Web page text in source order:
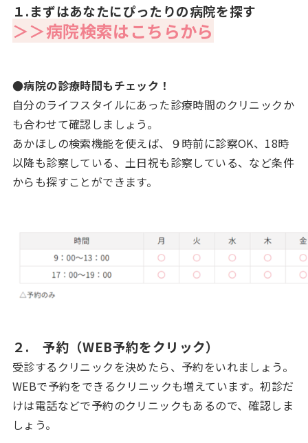
１.まずはあなたにぴったりの病院を探す
＞＞病院検索はこちらから
●病院の診療時間もチェック！
自分のライフスタイルにあった診療時間のクリニックか
も合わせて確認しましょう。
あかほしの検索機能を使えば、９時前に診察OK、18時
以降も診察している、土日祝も診察している、など条件
からも探すことができます。
２. 予約（WEB予約をクリック）
受診するクリニックを決めたら、予約をいれましょう。
WEBで予約をできるクリニックも増えています。初診だ
けは電話などで予約のクリニックもあるので、確認しま
しょう。